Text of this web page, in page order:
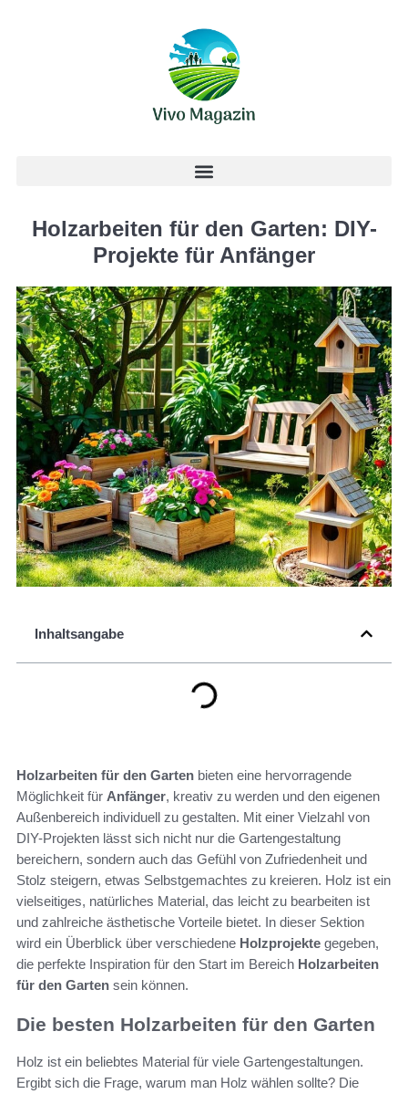
Holzarbeiten für den Garten: DIY-
Projekte für Anfänger
Inhaltsangabe
Holzarbeiten für den Garten bieten eine hervorragende
Möglichkeit für Anfänger, kreativ zu werden und den eigenen
Außenbereich individuell zu gestalten. Mit einer Vielzahl von
DIY-Projekten lässt sich nicht nur die Gartengestaltung
bereichern, sondern auch das Gefühl von Zufriedenheit und
Stolz steigern, etwas Selbstgemachtes zu kreieren. Holz ist ein
vielseitiges, natürliches Material, das leicht zu bearbeiten ist
und zahlreiche ästhetische Vorteile bietet. In dieser Sektion
wird ein Überblick über verschiedene Holzprojekte gegeben,
die perfekte Inspiration für den Start im Bereich Holzarbeiten
für den Garten sein können.
Die besten Holzarbeiten für den Garten
Holz ist ein beliebtes Material für viele Gartengestaltungen.
Ergibt sich die Frage, warum man Holz wählen sollte? Die